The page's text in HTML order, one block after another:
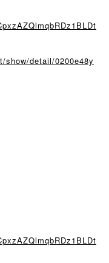
detail/0200e48y